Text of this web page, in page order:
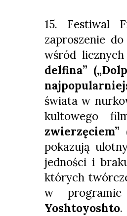
15. Festiwal
zaproszenie do
wśród
delfina”
świata w
kultowego
pokazują
jedności i
których
w
Yoshtoyoshto.